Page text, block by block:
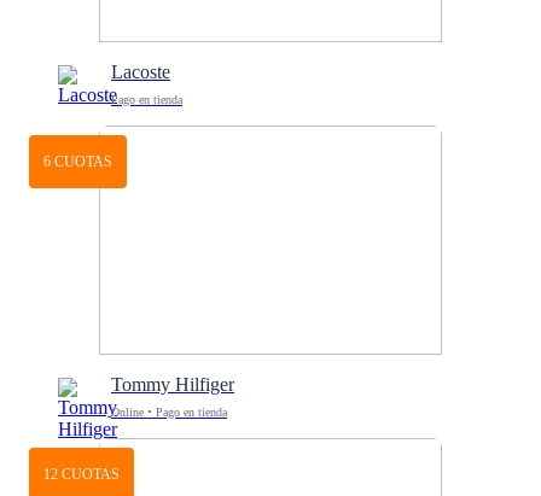
Lacoste
Pago en tienda
6 CUOTAS
Tommy Hilfiger
Online • Pago en tienda
12 CUOTAS